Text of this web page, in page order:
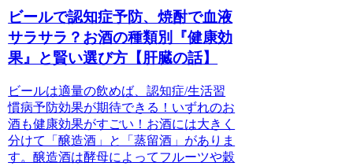
ビールで認知症予防、焼酎で血液
サラサラ？お酒の種類別『健康効
果』と賢い選び方【肝臓の話】
ビールは適量の飲めば、認知症/生活習
慣病予防効果が期待できる！いずれのお
酒も健康効果がすごい！お酒には大きく
分けて「醸造酒」と「蒸留酒」がありま
す。醸造酒は酵母によってフルーツや穀